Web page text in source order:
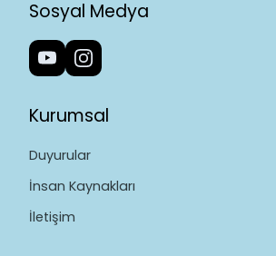
Sosyal Medya
Kurumsal
Duyurular
İnsan Kaynakları
İletişim